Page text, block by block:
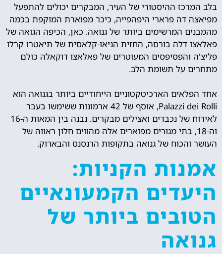
בלב המרכז ההיסטורי של העיר, המבקרים יכולים להתפעל
מפיאצה דה פרארי היפהפייה, כיכר מפוארת המוקפת בכמה
מהמבנים המרשימים ביותר של גנואה. כאן, הכיפה הגואה של
פאלאצו דלה בורסה, החזית הניאו-קלאסית של תיאטרו קרלו
פליצ'ה והפסיפסים המעוטרים של פאלאצו דוקאלה כולם
מתחרים על תשומת הלב.
אחד הפלאים הארכיטקטוניים הייחודיים ביותר בגנואה הוא
Palazzi dei Rolli, אוסף של 42 ארמונות ששימשו בעבר
לאירוח של נכבדים ואצילים מבקרים. נבנה בין המאות ה-16
וה-18, בתי מגורים מפוארים אלה מהווים חלון ראווה של
העושר והכוח של גנואה בתקופות הרנסנס והבארוק.
אמנות הקניות:
היעדים הקמעונאיים
הטובים ביותר של
גנואה